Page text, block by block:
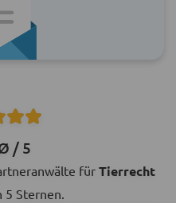
/ 5
für Tierrecht
5 Sternen.